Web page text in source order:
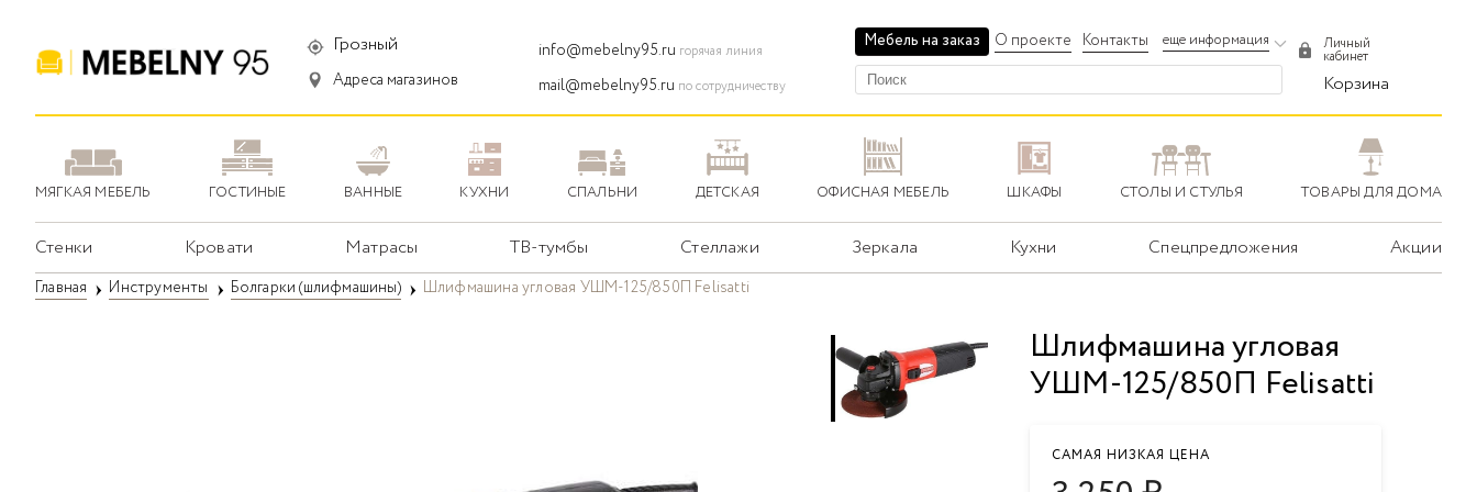
Грозный
Адреса магазинов
info@mebelny95.ru горячая линия
mail@mebelny95.ru по сотрудничеству
Мебель на заказ О проекте Контакты еще информация Личный
кабинет
Корзина
МЯГКАЯ МЕБЕЛЬ ГОСТИНЫЕ ВАННЫЕ КУХНИ СПАЛЬНИ ДЕТСКАЯ ОФИСНАЯ МЕБЕЛЬ ШКАФЫ СТОЛЫ И СТУЛЬЯ ТОВАРЫ ДЛЯ ДОМА
Стенки Кровати Матрасы ТВ-тумбы Стеллажи Зеркала Кухни Спецпредложения Акции
Главная Инструменты Болгарки (шлифмашины) Шлифмашина угловая УШМ-125/850П Felisatti
Шлифмашина угловая
УШМ-125/850П Felisatti
САМАЯ НИЗКАЯ ЦЕНА